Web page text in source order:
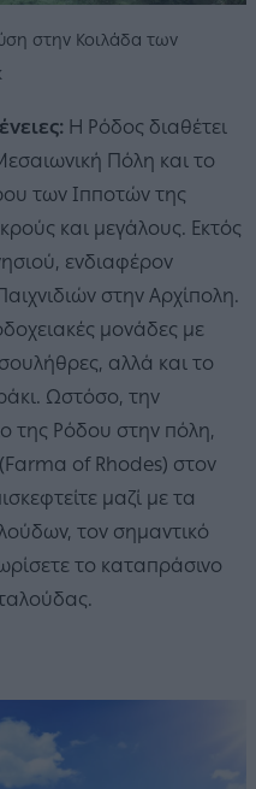
στην Κοιλάδα των
Η Ρόδος διαθέτει
Πόλη και το
των Ιπποτών της
και μεγάλους. Εκτός
ενδιαφέρον
στην Αρχίπολη.
μονάδες με
αλλά και το
Ωστόσο, την
της Ρόδου στην πόλη,
of Rhodes) στον
μαζί με τα
τον σημαντικό
το καταπράσινο